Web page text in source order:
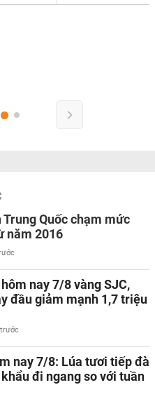
Quốc chạm mức
năm 2016
nay 7/8 vàng SJC,
đầu giảm mạnh 1,7 triệu
nay 7/8: Lúa tươi tiếp đà
đi ngang so với tuần